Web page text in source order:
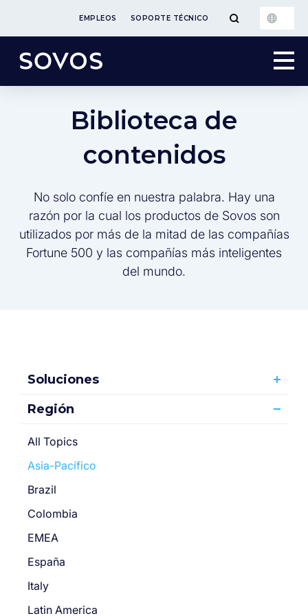
EMPLEOS SOPORTE TÉCNICO
Biblioteca de
contenidos
No solo confíe en nuestra palabra. Hay una
razón por la cual los productos de Sovos son
utilizados por más de la mitad de las compañías
Fortune 500 y las compañías más inteligentes
del mundo.
Soluciones
Región
All Topics
Asia-Pacífico
Brazil
Colombia
EMEA
España
Italy
Latin America